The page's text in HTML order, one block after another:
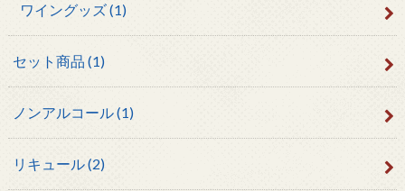
ワイングッズ(1)
セット商品 (1)
ノンアルコール(1)
リキュール(2)